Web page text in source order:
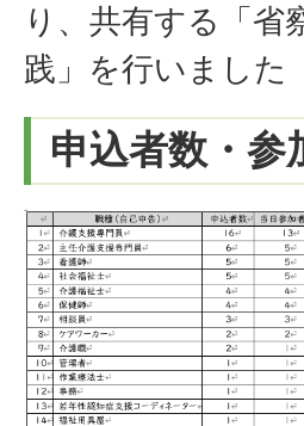
り、共有する「省
践」を行いました
申込者数・参